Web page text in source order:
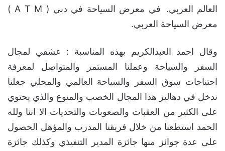
العالم العربي. في معرض السياحة في دبي ( A T M )
معرض السياحة العربي.
وقال احمد العبدالكريم بهذه المناسبة : عشقي لمجال
السفر والسياحة وعملنا المستمر والمتواصل لمعرفة
احتياجات سوق السفر والسياحة العالمي والمحلي جعلنا
ندخل في دهاليز هذا المجال الخصب والمنوع والذي يحتوي
على الكثير من العقبات والصعوبات والتحديات الا اننا ولله
الحمد استطعنا من خلال فريقنا المدرب والمؤهل الحصول
على عدة جوائز منها جائزة المدير التنفيذي وكذلك جائزة